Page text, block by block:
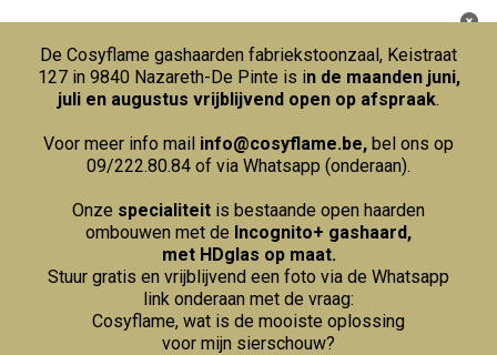
De Cosyflame gashaarden fabriekstoonzaal, Keistraat
127 in 9840 Nazareth-De Pinte is in de maanden juni,
juli en augustus vrijblijvend open op afspraak.
Voor meer info mail info@cosyflame.be, bel ons op
09/222.80.84 of via Whatsapp (onderaan).
Onze specialiteit is bestaande open haarden
ombouwen met de Incognito+ gashaard,
met HDglas op maat.
Stuur gratis en vrijblijvend een foto via de Whatsapp
link onderaan met de vraag:
Cosyflame, wat is de mooiste oplossing
voor mijn sierschouw?